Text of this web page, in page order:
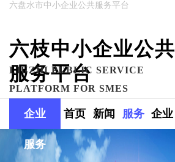
六盘水市中小企业公共服务平台
六枝中小企业公共
服务平台
LIUZHI PUBLIC SERVICE
PLATFORM FOR SMES
企业
服务
首页 新闻
政策
服务 企业